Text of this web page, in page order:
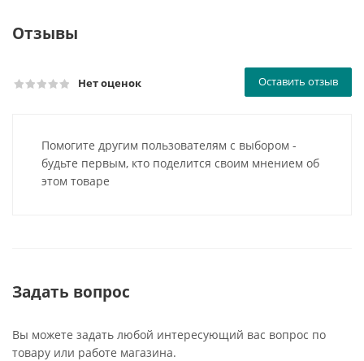
Отзывы
Нет оценок Оставить отзыв
Помогите другим пользователям с выбором -
будьте первым, кто поделится своим мнением об
этом товаре
Задать вопрос
Вы можете задать любой интересующий вас вопрос по
товару или работе магазина.